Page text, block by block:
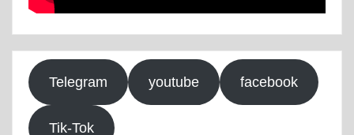
Telegram youtube facebook
Tik-Tok